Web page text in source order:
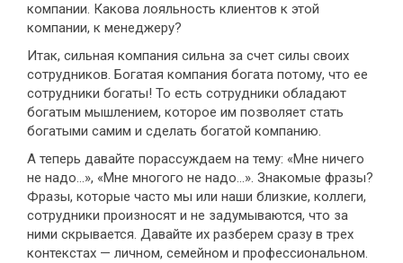
компании. Какова лояльность клиентов к этой
компании, к менеджеру?
Итак, сильная компания сильна за счет силы своих
сотрудников. Богатая компания богата потому, что ее
сотрудники богаты! То есть сотрудники обладают
богатым мышлением, которое им позволяет стать
богатыми самим и сделать богатой компанию.
А теперь давайте порассуждаем на тему: «Мне ничего
не надо...», «Мне многого не надо...». Знакомые фразы?
Фразы, которые часто мы или наши близкие, коллеги,
сотрудники произносят и не задумываются, что за
ними скрывается. Давайте их разберем сразу в трех
контекстах — личном, семейном и профессиональном.